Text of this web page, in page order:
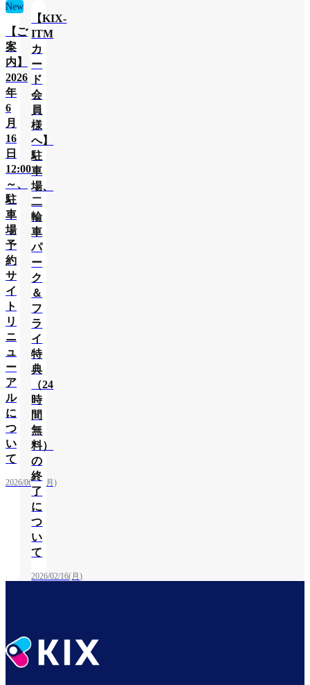
New
【ご
案
内】
2026
年
6
月
16
日
12:00
～、
駐
車
場
予
約
サ
イ
ト
リ
ニ
ュ
ー
ア
ル
に
つ
い
て
2026/06/08(月)
【KIX-
ITM
カ
ー
ド
会
員
様
へ】
駐
車
場、
二
輪
車
パ
ー
ク
＆
フ
ラ
イ
特
典
（24
時
間
無
料）
の
終
了
に
つ
い
て
2026/02/16(月)